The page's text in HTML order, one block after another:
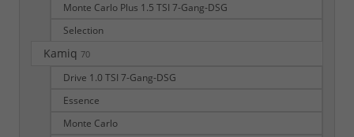
Monte Carlo Plus 1.5 TSI 7-Gang-DSG
Selection
Kamiq 70
Drive 1.0 TSI 7-Gang-DSG
Essence
Monte Carlo